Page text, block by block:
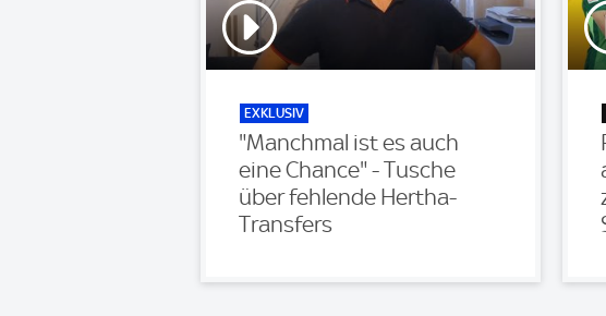
EXKLUSIV
"Manchmal ist es auch
eine Chance" - Tusche
über fehlende Hertha-
Transfers